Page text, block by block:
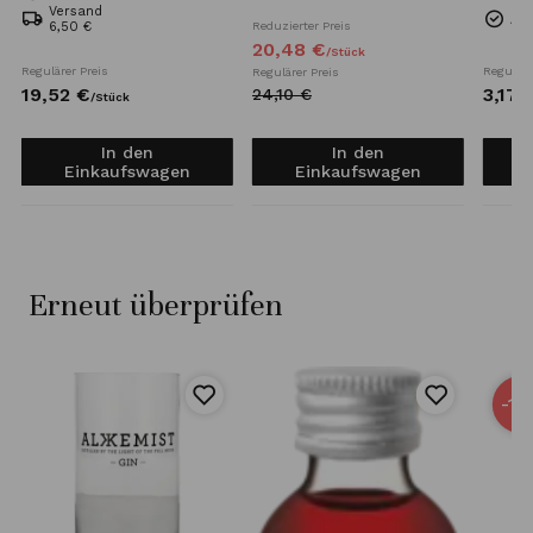
Versand
6,50 €
Regulärer Preis
19,52 €/Stück
In den
Einkaufswagen
Reduzierter Preis
20,48 €/Stück
Regulärer Preis
24,10 €
In den
Einkaufswagen
Mini
3,17
Erneut überprüfen
-15